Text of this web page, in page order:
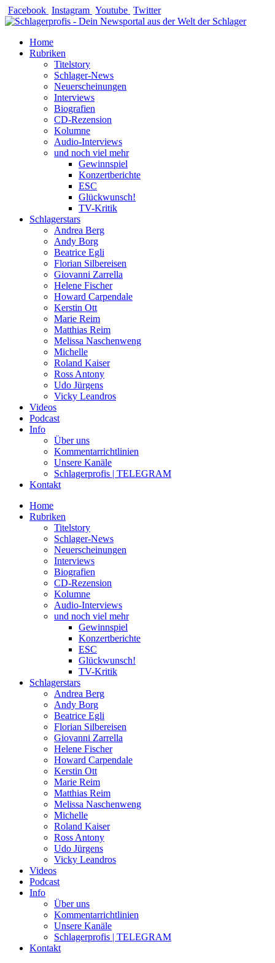
Zum
Inhalt
Facebook Instagram Youtube Twitter
Home
Rubriken
Titelstory
Schlager-News
Neuerscheinungen
Interviews
Biografien
CD-Rezension
Kolumne
Audio-Interviews
und noch viel mehr
Gewinnspiel
Konzertberichte
ESC
Glückwunsch!
TV-Kritik
Schlagerstars
Andrea Berg
Andy Borg
Beatrice Egli
Florian Silbereisen
Giovanni Zarrella
Helene Fischer
Howard Carpendale
Kerstin Ott
Marie Reim
Matthias Reim
Melissa Naschenweng
Michelle
Roland Kaiser
Ross Antony
Udo Jürgens
Vicky Leandros
Videos
Podcast
Info
Über uns
Kommentarrichtlinien
Unsere Kanäle
Schlagerprofis | TELEGRAM
Kontakt
Home
Rubriken
Titelstory
Schlager-News
Neuerscheinungen
Interviews
Biografien
CD-Rezension
Kolumne
Audio-Interviews
und noch viel mehr
Gewinnspiel
Konzertberichte
ESC
Glückwunsch!
TV-Kritik
Schlagerstars
Andrea Berg
Andy Borg
Beatrice Egli
Florian Silbereisen
Giovanni Zarrella
Helene Fischer
Howard Carpendale
Kerstin Ott
Marie Reim
Matthias Reim
Melissa Naschenweng
Michelle
Roland Kaiser
Ross Antony
Udo Jürgens
Vicky Leandros
Videos
Podcast
Info
Über uns
Kommentarrichtlinien
Unsere Kanäle
Schlagerprofis | TELEGRAM
Kontakt